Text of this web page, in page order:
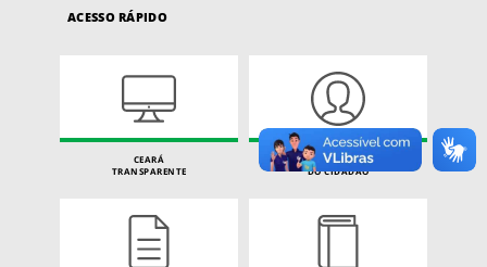
ACESSO RÁPIDO
CEARÁ
TRANSPARENTE
CARTA DE SERVIÇOS
DO CIDADÃO